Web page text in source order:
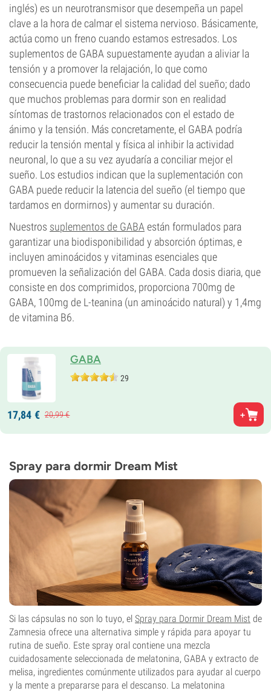
inglés) es un neurotransmisor que desempeña un papel
clave a la hora de calmar el sistema nervioso. Básicamente,
actúa como un freno cuando estamos estresados. Los
suplementos de GABA supuestamente ayudan a aliviar la
tensión y a promover la relajación, lo que como
consecuencia puede beneficiar la calidad del sueño; dado
que muchos problemas para dormir son en realidad
síntomas de trastornos relacionados con el estado de
ánimo y la tensión. Más concretamente, el GABA podría
reducir la tensión mental y física al inhibir la actividad
neuronal, lo que a su vez ayudaría a conciliar mejor el
sueño. Los estudios indican que la suplementación con
GABA puede reducir la latencia del sueño (el tiempo que
tardamos en dormirnos) y aumentar su duración.
Nuestros suplementos de GABA están formulados para
garantizar una biodisponibilidad y absorción óptimas, e
incluyen aminoácidos y vitaminas esenciales que
promueven la señalización del GABA. Cada dosis diaria, que
consiste en dos comprimidos, proporciona 700mg de
GABA, 100mg de L-teanina (un aminoácido natural) y 1,4mg
de vitamina B6.
GABA
29
17,84 € 20,99€
Spray para dormir Dream Mist
Si las cápsulas no son lo tuyo, el Spray para Dormir Dream Mist de
Zamnesia ofrece una alternativa simple y rápida para apoyar tu
rutina de sueño. Este spray oral contiene una mezcla
cuidadosamente seleccionada de melatonina, GABA y extracto de
melisa, ingredientes comúnmente utilizados para ayudar al cuerpo
y la mente a prepararse para el descanso. La melatonina